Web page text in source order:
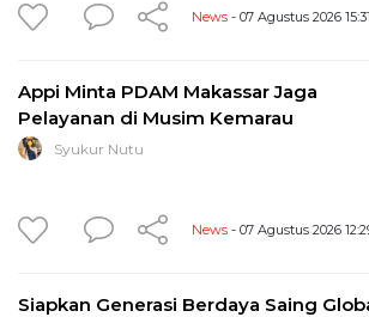
News - 07 Agustus 2026 15:31
Appi Minta PDAM Makassar Jaga
Pelayanan di Musim Kemarau
Syukur Nutu
News - 07 Agustus 2026
Siapkan Generasi Berdaya Saing